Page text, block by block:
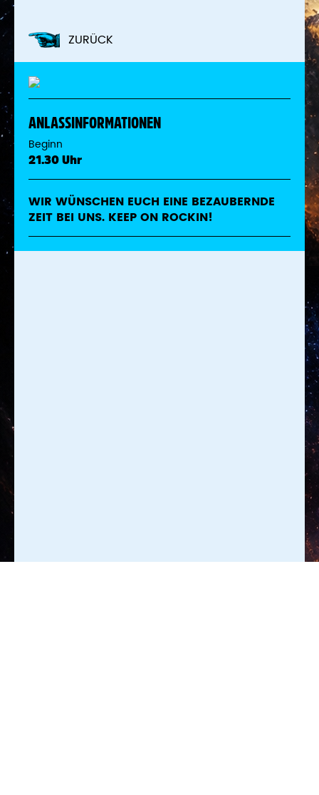
ZURÜCK
ANLASSINFORMATIONEN
Beginn
21.30 Uhr
WIR WÜNSCHEN EUCH EINE BEZAUBERNDE
ZEIT BEI UNS. KEEP ON ROCKIN!